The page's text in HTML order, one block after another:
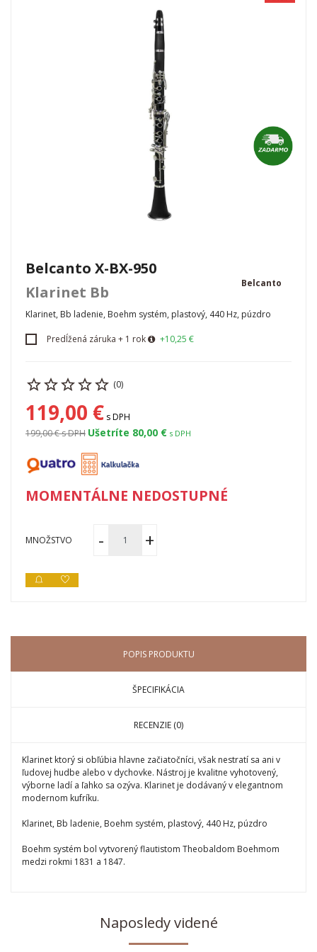
Belcanto X-BX-950
Klarinet Bb
Belcanto
Klarinet, Bb ladenie, Boehm systém, plastový, 440 Hz, púzdro
Predĺžená záruka + 1 rok +10,25 €
(0)
119,00 € s DPH
199,00 €s DPH Ušetríte 80,00 € s DPH
MOMENTÁLNE NEDOSTUPNÉ
MNOŽSTVO
POPIS PRODUKTU
ŠPECIFIKÁCIA
RECENZIE (0)
Klarinet ktorý si obľúbia hlavne začiatočníci, však nestratí sa ani v
ľudovej hudbe alebo v dychovke. Nástroj je kvalitne vyhotovený,
výborne ladí a ľahko sa ozýva. Klarinet je dodávaný v elegantnom
modernom kufríku.
Klarinet, Bb ladenie, Boehm systém, plastový, 440 Hz, púzdro
Boehm systém bol vytvorený flautistom Theobaldom Boehmom
medzi rokmi 1831 a 1847.
Naposledy videné